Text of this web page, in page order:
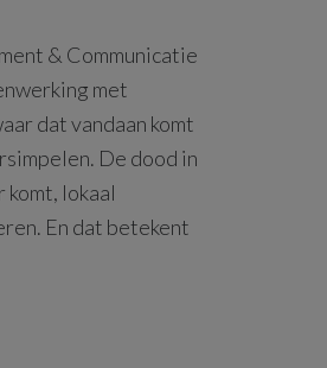
& Communicatie
met
dat vandaan komt
De dood in
lokaal
En dat betekent